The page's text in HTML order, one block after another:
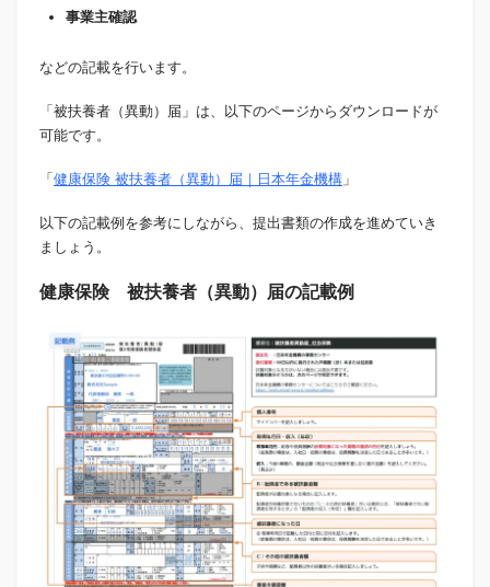
事業主確認
などの記載を行います。
「被扶養者（異動）届」は、以下のページからダウンロードが
可能です。
「健康保険 被扶養者（異動）届｜日本年金機構 」
以下の記載例を参考にしながら、提出書類の作成を進めていき
ましょう。
健康保険 被扶養者（異動）届の記載例